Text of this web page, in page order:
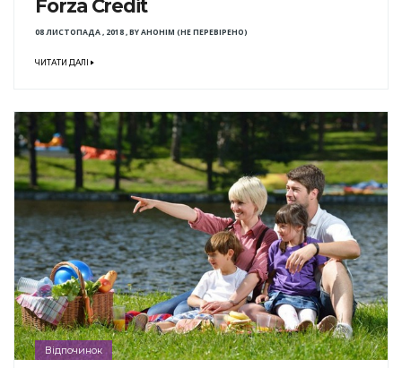
Forza Credit
08 ЛИСТОПАДА , 2018,BYАНОНІМ (НЕ ПЕРЕВІРЕНО)
ЧИТАТИ ДАЛІ
Відпочинок